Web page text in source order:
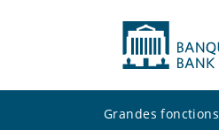
Grandes fonctions